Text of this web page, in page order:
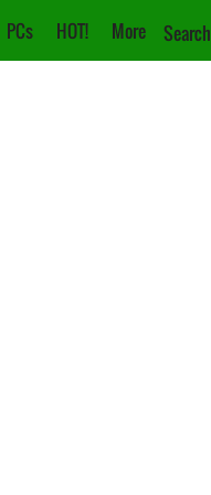
PCs HOT! More Search